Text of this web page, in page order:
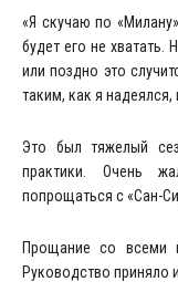
«Я скучаю по
будет его не
или поздно это
таким, как я
Это был тяжелый
практики. Очень
попрощаться с «Сан-
Прощание со всеми
Руководство приняло